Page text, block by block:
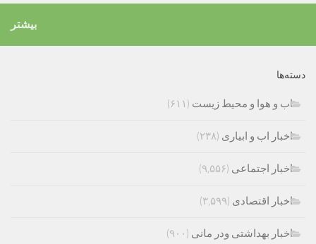
بیشتر
دسته‌ها
اب و هوا و محیط زیست (۶۱۱)
اخبار اب و ابیاری (۲۳۸)
اخبار اجتماعی (۹,۵۵۶)
اخبار اقتصادی (۳,۵۹۹)
اخبار بهداشتی ودر مانی (۹۰۰)